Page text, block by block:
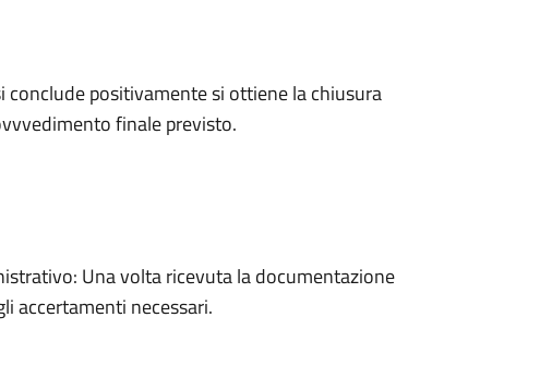
positivamente si ottiene la chiusura
finale previsto.
Una volta ricevuta la documentazione
accertamenti necessari.